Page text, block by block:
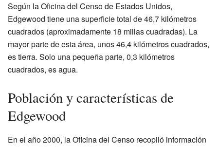
Según la Oficina del Censo de Estados Unidos,
Edgewood tiene una superficie total de 46,7 kilómetros
cuadrados (aproximadamente 18 millas cuadradas). La
mayor parte de esta área, unos 46,4 kilómetros cuadrados,
es tierra. Solo una pequeña parte, 0,3 kilómetros
cuadrados, es agua.
Población y características de
Edgewood
En el año 2000, la Oficina del Censo recopiló información